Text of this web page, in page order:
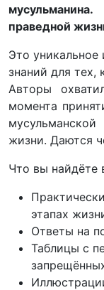
праведной
Это
знаний для тех,
Авторы
момента
жизни. Даются
Что вы найдёте
этапах
Ответы на
Таблицы с